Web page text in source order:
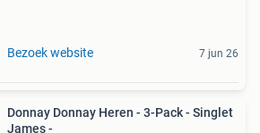
Bezoek website 7 jun 26
Donnay Donnay Heren - 3-Pack - Singlet
James -